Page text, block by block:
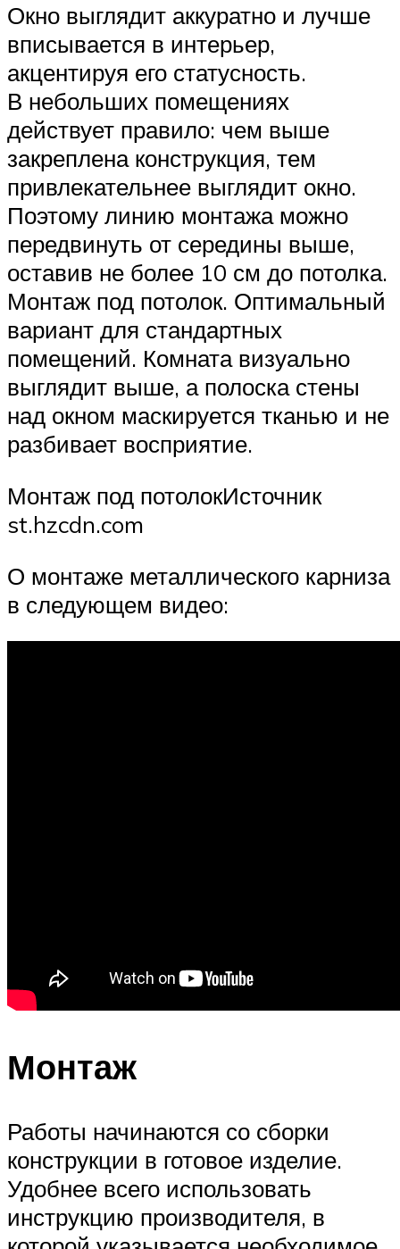
Окно выглядит аккуратно и лучше
вписывается в интерьер,
акцентируя его статусность.
В небольших помещениях
действует правило: чем выше
закреплена конструкция, тем
привлекательнее выглядит окно.
Поэтому линию монтажа можно
передвинуть от середины выше,
оставив не более 10 см до потолка.
Монтаж под потолок. Оптимальный
вариант для стандартных
помещений. Комната визуально
выглядит выше, а полоска стены
над окном маскируется тканью и не
разбивает восприятие.
Монтаж под потолокИсточник
st.hzcdn.com
О монтаже металлического карниза
в следующем видео:
Монтаж
Работы начинаются со сборки
конструкции в готовое изделие.
Удобнее всего использовать
инструкцию производителя, в